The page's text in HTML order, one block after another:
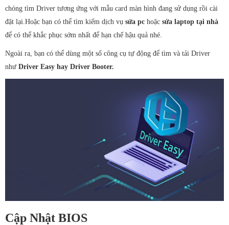
chóng tìm Driver tương ứng với mẫu card màn hình đang sử dụng rồi cài
đặt lại.Hoặc bạn có thể tìm kiếm dịch vụ sửa pc hoặc sửa laptop tại nhà
để có thể khắc phục sớm nhất để hạn chế hậu quả nhé.
Ngoài ra, bạn có thể dùng một số công cụ tự động để tìm và tải Driver
như Driver Easy hay Driver Booter.
Cập Nhật BIOS